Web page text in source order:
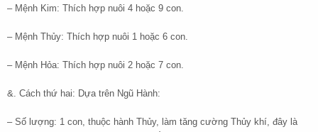
– Mệnh Kim: Thích hợp nuôi 4 hoặc 9 con.
– Mệnh Thủy: Thích hợp nuôi 1 hoặc 6 con.
– Mệnh Hỏa: Thích hợp nuôi 2 hoặc 7 con.
&. Cách thứ hai: Dựa trên Ngũ Hành:
– Số lượng: 1 con, thuộc hành Thủy, làm tăng cường Thủy khí, đây là